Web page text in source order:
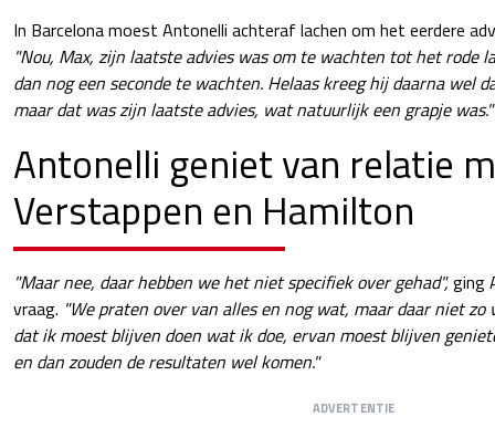
In Barcelona moest Antonelli achteraf lachen om het eerdere
"Nou, Max, zijn laatste advies was om te wachten tot het rode
dan nog een seconde te wachten. Helaas kreeg hij daarna wel
maar dat was zijn laatste advies, wat natuurlijk een grapje was."
Antonelli geniet van relatie
Verstappen en Hamilton
"Maar nee, daar hebben we het niet specifiek over gehad",ging
vraag. "We praten over van alles en nog wat, maar daar niet zo
dat ik moest blijven doen wat ik doe, ervan moest blijven
en dan zouden de resultaten wel komen."
ADVERTENTIE